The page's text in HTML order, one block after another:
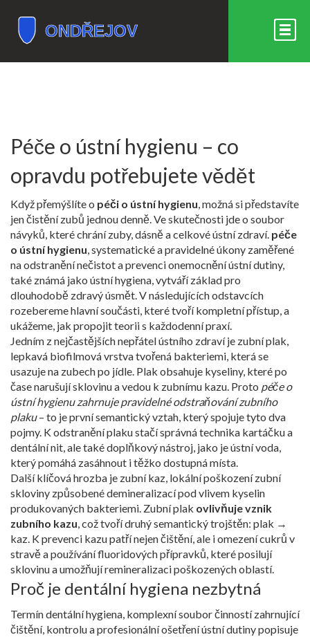
Péče o ústní hygienu – co
opravdu potřebujete vědět
Když přemýšlíte o péči o ústní hygienu, možná si představíte
jen čistění zubů jednou denně. Ve skutečnosti jde o soubor
návyků, které chrání zuby, dásně a celkové ústní zdraví. péče
o ústní hygienu,systematické a pravidelné úkony zaměřené
na odstranění nečistot a prevenci onemocnění ústní dutiny,
také známá jako ústní hygiena, vytváří základ pro
dlouhodobě zdravý úsmět.V následujících odstavcích
rozebereme hlavní součásti, které tvoří kompletní přístup, a
ukážeme, jak propojit teorii s každodenní praxí.
Jedním z nejčastějších nepřátel ústního zdraví je zubní plak,
lepkavá biofilmová vrstva tvořená bakteriemi, která se
usazuje na zubech po jídle. Plak obsahuje kyseliny, které po
čase narušují sklovinu a vedou k zubnímu kazu. Proto péče o
ústní hygienu zahrnuje pravidelné odstraňování zubního
plaku– to je první semantický vztah, který spojuje tyto dva
pojmy. K odstranění plaku stačí správná technika kartáčku a
dentální nit, ale také doplňkový nástroj, jako je ústní voda,
který pomáhá zasáhnout i těžko dostupná místa.
Další klíčová hrozba je zubní kaz, lokální poškození zubní
skloviny způsobené demineralizací pod vlivem kyselin
produkovaných bakteriemi. Zubní plak ovlivňuje vznik
zubního kazu, což tvoří druhý semantický trojštěn: plak →
kaz. K prevenci kazu patří nejen čištění, ale i omezení cukrů v
stravě a používání fluoridových přípravků, které posilují
sklovinu a umožňují remineralizaci poškozených oblastí.
Proč je dentální hygiena nezbytná
Termíndentální hygiena, komplexní soubor činností zahrnující
čištění, kontrolu a profesionální ošetření ústní dutinypopisuje